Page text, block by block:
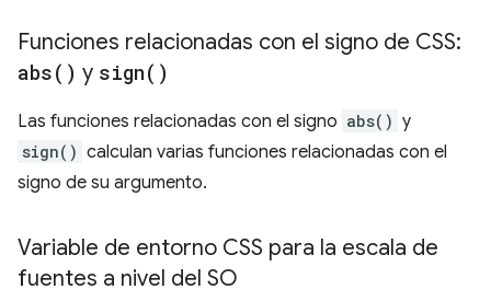
Funciones relacionadas con el signo de CSS:
abs( ) y sign( )
Las funciones relacionadas con el signo abs() y
sign() calculan varias funciones relacionadas con el
signo de su argumento.
Variable de entorno CSS para la escala de
fuentes a nivel del SO